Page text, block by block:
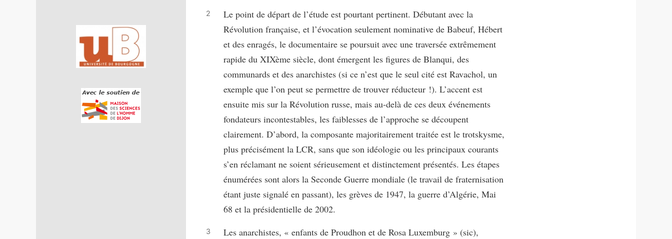
Affiliations/partenaires
Le point de départ de l’étude est pourtant pertinent. Débutant avec la
Révolution française, et l’évocation seulement nominative de Babeuf, Hébert
et des enragés, le documentaire se poursuit avec une traversée extrêmement
rapide du XIXème siècle, dont émergent les figures de Blanqui, des
communards et des anarchistes (si ce n’est que le seul cité est Ravachol, un
exemple que l’on peut se permettre de trouver réducteur !). L’accent est
ensuite mis sur la Révolution russe, mais au-delà de ces deux événements
fondateurs incontestables, les faiblesses de l’approche se découpent
clairement. D’abord, la composante majoritairement traitée est le trotskysme,
plus précisément la LCR, sans que son idéologie ou les principaux courants
s’en réclamant ne soient sérieusement et distinctement présentés. Les étapes
énumérées sont alors la Seconde Guerre mondiale (le travail de fraternisation
étant juste signalé en passant), les grèves de 1947, la guerre d’Algérie, Mai
68 et la présidentielle de 2002.
Les anarchistes, « enfants de Proudhon et de Rosa Luxemburg » (sic),